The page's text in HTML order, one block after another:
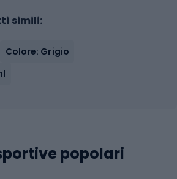
simili:
Colore: Grigio
popolari